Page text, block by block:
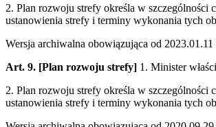
2. Plan rozwoju strefy określa w szczególności
ustanowienia strefy i terminy wykonania tych
Wersja archiwalna obowiązująca od
Art. 9. [Plan rozwoju strefy] 1. Minister
2. Plan rozwoju strefy określa w szczególności
ustanowienia strefy i terminy wykonania tych